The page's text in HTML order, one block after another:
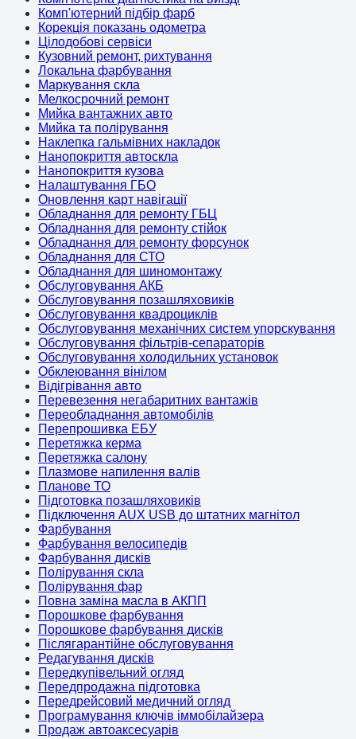
Комп'ютерний підбір фарб
Корекція показань одометра
Цілодобові сервіси
Кузовний ремонт, рихтування
Локальна фарбування
Маркування скла
Мелкосрочний ремонт
Мийка вантажних авто
Мийка та полірування
Наклепка гальмівних накладок
Нанопокриття автоскла
Нанопокриття кузова
Налаштування ГБО
Оновлення карт навігації
Обладнання для ремонту ГБЦ
Обладнання для ремонту стійок
Обладнання для ремонту форсунок
Обладнання для СТО
Обладнання для шиномонтажу
Обслуговування АКБ
Обслуговування позашляховиків
Обслуговування квадроциклів
Обслуговування механічних систем упорскування
Обслуговування фільтрів-сепараторів
Обслуговування холодильних установок
Обклеювання вінілом
Відігрівання авто
Перевезення негабаритних вантажів
Переобладнання автомобілів
Перепрошивка ЕБУ
Перетяжка керма
Перетяжка салону
Плазмове напилення валів
Планове ТО
Підготовка позашляховиків
Підключення AUX USB до штатних магнітол
Фарбування
Фарбування велосипедів
Фарбування дисків
Полірування скла
Полірування фар
Повна заміна масла в АКПП
Порошкове фарбування
Порошкове фарбування дисків
Післягарантійне обслуговування
Редагування дисків
Передкупівельний огляд
Передпродажна підготовка
Передрейсовий медичний огляд
Програмування ключів іммобілайзера
Продаж автоаксесуарів